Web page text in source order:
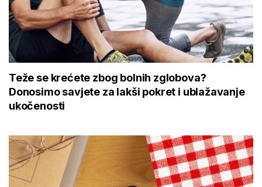
Teže se krećete zbog bolnih zglobova?
Donosimo savjete za lakši pokret i ublažavanje
ukočenosti